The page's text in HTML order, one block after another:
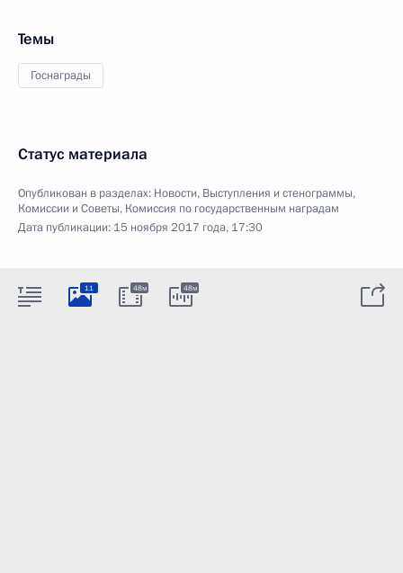
Темы
Госнаграды
Статус материала
Опубликован в разделах: Новости, Выступления и стенограммы,
Комиссии и Советы, Комиссия по государственным наградам
Дата публикации: 15 ноября 2017 года, 17:30
11 48м 48м